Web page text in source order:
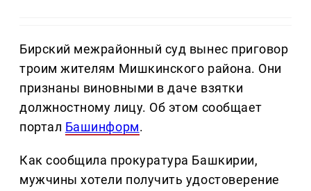
Бирский межрайонный суд вынес приговор
троим жителям Мишкинского района. Они
признаны виновными в даче взятки
должностному лицу. Об этом сообщает
портал Башинформ.
Как сообщила прокуратура Башкирии,
мужчины хотели получить удостоверение